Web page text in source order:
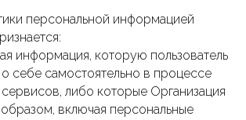
персональной информацией
информация, которую пользователь
о себе самостоятельно в процессе
либо которые Организация
включая персональные